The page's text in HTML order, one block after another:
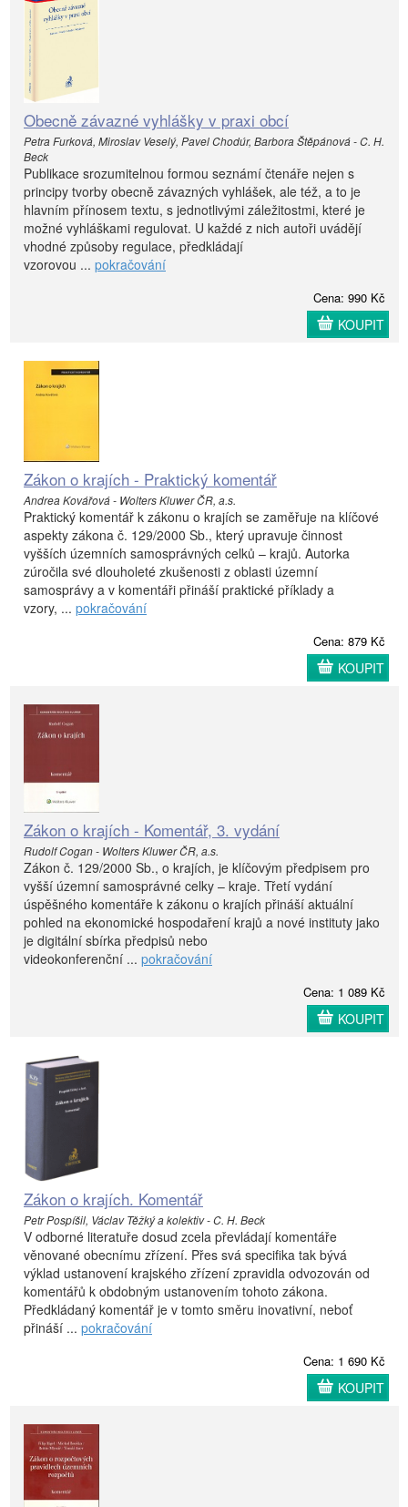
Obecně závazné vyhlášky v praxi obcí
Petra Furková, Miroslav Veselý, Pavel Chodúr, Barbora Štěpánová - C. H.
Beck
Publikace srozumitelnou formou seznámí čtenáře nejen s
principy tvorby obecně závazných vyhlášek, ale též, a to je
hlavním přínosem textu, s jednotlivými záležitostmi, které je
možné vyhláškami regulovat. U každé z nich autoři uvádějí
vhodné způsoby regulace, předkládají
vzorovou ... pokračování
Cena: 990 Kč
KOUPIT
Zákon o krajích - Praktický komentář
Andrea Kovářová - Wolters Kluwer ČR, a.s.
Praktický komentář k zákonu o krajích se zaměřuje na klíčové
aspekty zákona č. 129/2000 Sb., který upravuje činnost
vyšších územních samosprávných celků – krajů. Autorka
zúročila své dlouholeté zkušenosti z oblasti územní
samosprávy a v komentáři přináší praktické příklady a
vzory, ... pokračování
Cena: 879 Kč
KOUPIT
Zákon o krajích - Komentář, 3. vydání
Rudolf Cogan - Wolters Kluwer ČR, a.s.
Zákon č. 129/2000 Sb., o krajích, je klíčovým předpisem pro
vyšší územní samosprávné celky – kraje. Třetí vydání
úspěšného komentáře k zákonu o krajích přináší aktuální
pohled na ekonomické hospodaření krajů a nové instituty jako
je digitální sbírka předpisů nebo
videokonferenční ... pokračování
Cena: 1 089 Kč
KOUPIT
Zákon o krajích. Komentář
Petr Pospíšil, Václav Těžký a kolektiv - C. H. Beck
V odborné literatuře dosud zcela převládají komentáře
věnované obecnímu zřízení. Přes svá specifika tak bývá
výklad ustanovení krajského zřízení zpravidla odvozován od
komentářů k obdobným ustanovením tohoto zákona.
Předkládaný komentář je v tomto směru inovativní, neboť
přináší ... pokračování
Cena: 1 690 Kč
KOUPIT